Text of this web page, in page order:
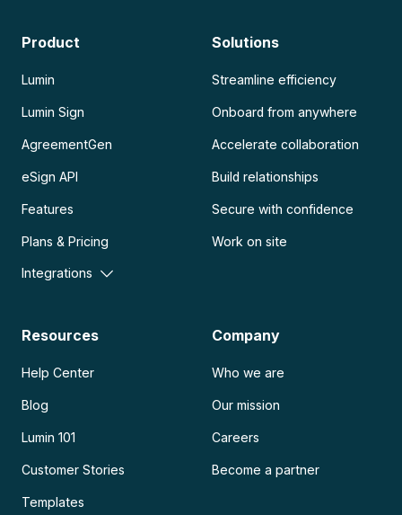
Product
Lumin
Lumin Sign
AgreementGen
eSign API
Features
Plans & Pricing
Integrations
Solutions
Streamline efficiency
Onboard from anywhere
Accelerate collaboration
Build relationships
Secure with confidence
Work on site
Resources
Help Center
Blog
Lumin 101
Customer Stories
Templates
Company
Who we are
Our mission
Careers
Become a partner